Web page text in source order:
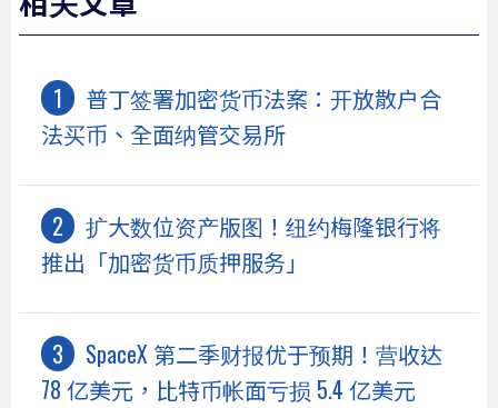
普丁签署加密货币法案：开放散户合
法买币、全面纳管交易所
扩大数位资产版图！纽约梅隆银行将
推出「加密货币质押服务」
SpaceX 第二季财报优于预期！营收达
78 亿美元，比特币帐面亏损 5.4 亿美元